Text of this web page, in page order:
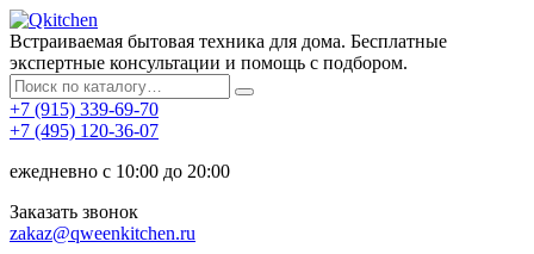
Встраиваемая бытовая техника для дома. Бесплатные
экспертные консультации и помощь с подбором.
+7 (915) 339-69-70
+7 (495) 120-36-07
ежедневно с 10:00 до 20:00
Заказать звонок
zakaz@qweenkitchen.ru